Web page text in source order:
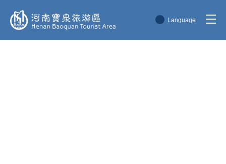
Language